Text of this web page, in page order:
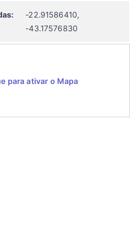
-22.91586410,
-43.17576830
para ativar o Mapa